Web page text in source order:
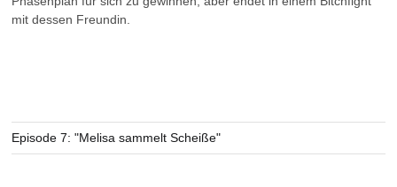
mit dessen Freundin.
Episode 7: "Melisa sammelt Scheiße"